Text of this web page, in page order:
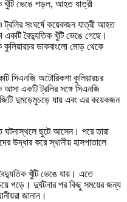
ট্রলির সংঘর্ষে কয়েকজন যাত্রী আহত
একটি বৈদ্যুতিক খুঁটি ভেঙে গেছে।
ডাকবাংলো মোড় থেকে
সিএনজি অটোরিকশা কুলিয়ারচর
আসা একটি ট্রলির সঙ্গে সিএনজি
দুমড়েমুচড়ে যায় এবং এর কয়েকজন
ঘটনাস্থলে ছুটে আসেন। পরে তারা
উদ্ধার করে স্থানীয় হাসপাতালে
খুঁটি ভেঙে যায়। এতে
পড়ে। দুর্ঘটনার পর কিছু সময়ের জন্য
জানান।